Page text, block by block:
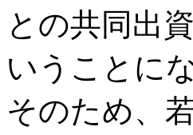
との共同出
いうことに
そのため、